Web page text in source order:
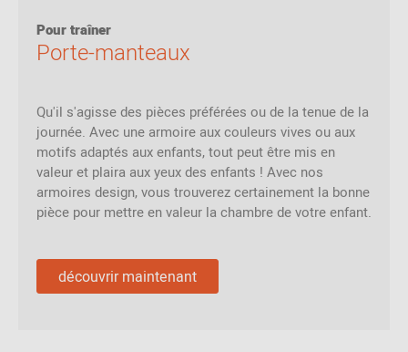
Pour traîner
Porte-manteaux
Qu'il s'agisse des pièces préférées ou de la tenue de la
journée. Avec une armoire aux couleurs vives ou aux
motifs adaptés aux enfants, tout peut être mis en
valeur et plaira aux yeux des enfants ! Avec nos
armoires design, vous trouverez certainement la bonne
pièce pour mettre en valeur la chambre de votre enfant.
découvrir maintenant